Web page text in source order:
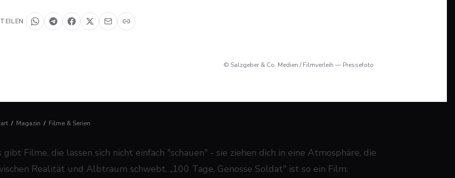
TEILEN
© Salzgeber & Co. Medien / Filmverleih — Pressefoto
/ Magazin / Filme & Serien
gibt Filme, die lassen sich nicht einfach "schauen" - sie ziehen dich in eine Atmosphäre, die
Realität und Albtraum schwebt. „100 Tage, Genosse Soldat" ist so ein Film: